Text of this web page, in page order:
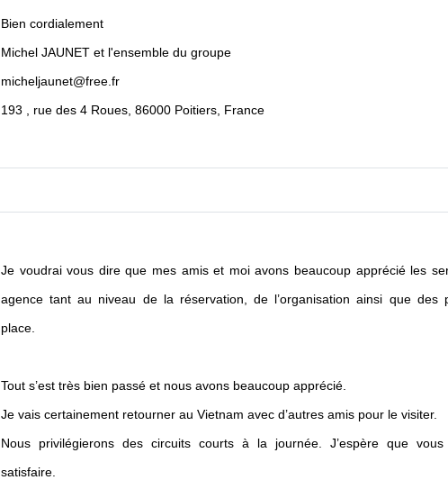
Bien cordialement
Michel JAUNET et l'ensemble du groupe
micheljaunet@free.fr
193 , rue des 4 Roues, 86000 Poitiers, France
Je voudrai vous dire que mes amis et moi avons beaucoup apprécié les
agence tant au niveau de la réservation, de l’organisation ainsi que des
place.
Tout s’est très bien passé et nous avons beaucoup apprécié.
Je vais certainement retourner au Vietnam avec d’autres amis pour le visiter.
Nous privilégierons des circuits courts à la journée. J’espère que
satisfaire.